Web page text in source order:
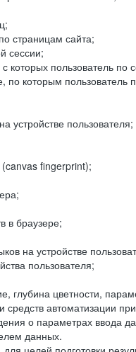
страницам сайта;
сессии;
которых пользователь по
которым пользователь
устройстве пользователя;
fingerprint);
в браузере;
на устройстве
пользователя;
глубина цветности,
автоматизации
о параметрах ввода
данных.